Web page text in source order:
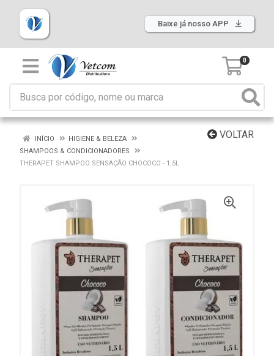
Baixe já nosso APP
0
VOLTAR
INÍCIO
HIGIENE & BELEZA
SHAMPOOS & CONDICIONADORES
THERAPET SHAMPOO SENSAÇÃO CHOCOCO - 1,5L